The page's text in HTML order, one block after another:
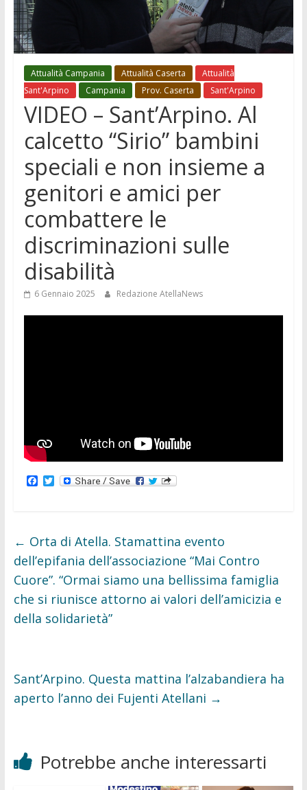
Attualità Campania Attualità Caserta
Attualità
Sant'Arpino
Campania Prov. Caserta Sant'Arpino
VIDEO – Sant’Arpino. Al
calcetto “Sirio” bambini
speciali e non insieme a
genitori e amici per
combattere le
discriminazioni sulle
disabilità
6 Gennaio 2025 Redazione AtellaNews
F
o
o
k
T
e
r
← Orta di Atella. Stamattina evento
dell’epifania dell’associazione “Mai Contro
Cuore”. “Ormai siamo una bellissima famiglia
che si riunisce attorno ai valori dell’amicizia e
della solidarietà”
Sant’Arpino. Questa mattina l’alzabandiera ha
aperto l’anno dei Fujenti Atellani →
Potrebbe anche interessarti